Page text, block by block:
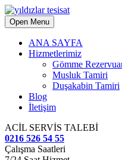
Open Menu
ANA SAYFA
Hizmetlerimiz
Gömme
Musluk Tamiri
Duşakabin Tamiri
Blog
İletişim
ACİL SERVİS TALEBİ
0216 526 54 55
Çalışma Saatleri